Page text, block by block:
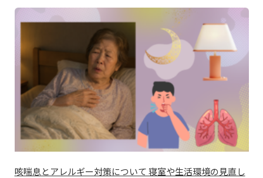
咳喘息とアレルギー対策について 寝室や生活環境の見直し